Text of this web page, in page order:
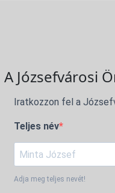
A Józsefvárosi
Iratkozzon fel a
Teljes név
Adja meg teljes nevét!